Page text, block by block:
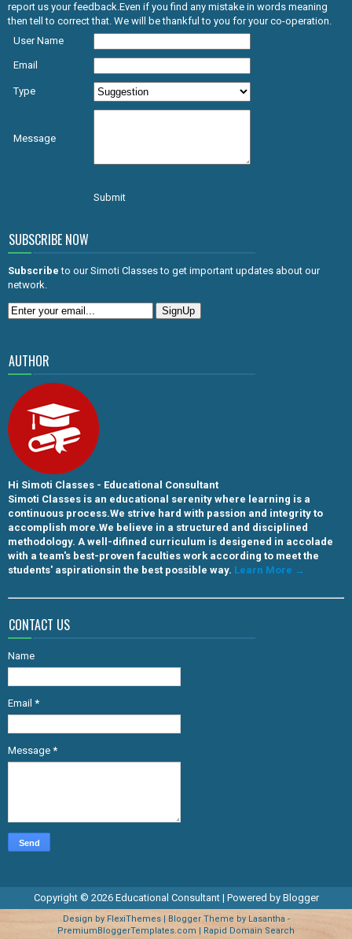
report us your feedback.Even if you find any mistake in words meaning
then tell to correct that. We will be thankful to you for your co-operation.
User Name
Email
Type
Message
Submit
SUBSCRIBE NOW
Subscribe to our Simoti Classes to get important updates about our
network.
AUTHOR
Hi Simoti Classes - Educational Consultant
Simoti Classes is an educational serenity where learning is a
continuous process.We strive hard with passion and integrity to
accomplish more.We believe in a structured and disciplined
methodology. A well-difined curriculum is desigened in accolade
with a team's best-proven faculties work according to meet the
students' aspirationsin the best possible way. Learn More →
CONTACT US
Name
Email *
Message *
Copyright © 2026 Educational Consultant| Powered by Blogger
Design by FlexiThemes| Blogger Theme by Lasantha -
PremiumBloggerTemplates.com | Rapid Domain Search